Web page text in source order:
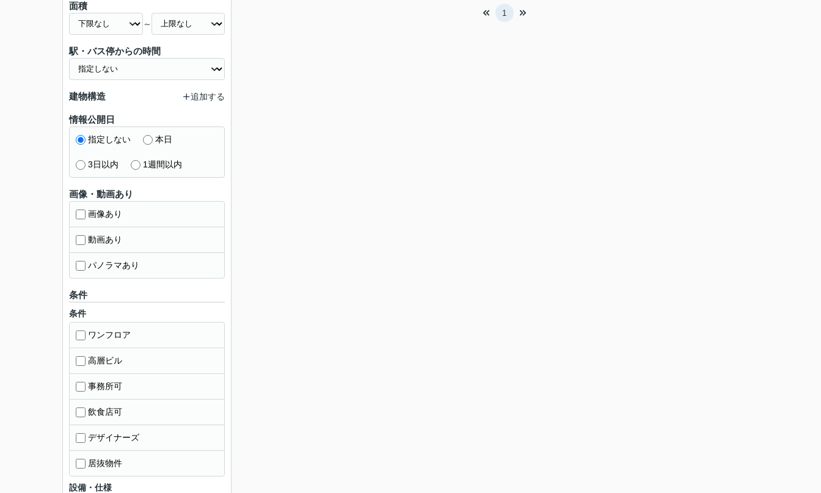
1
面積
～
駅・バス停からの時間
建物構造 追加する
情報公開日
指定しない 本日
3日以内 1週間以内
画像・動画あり
画像あり
動画あり
パノラマあり
条件
条件
ワンフロア
高層ビル
事務所可
飲食店可
デザイナーズ
居抜物件
設備・仕様